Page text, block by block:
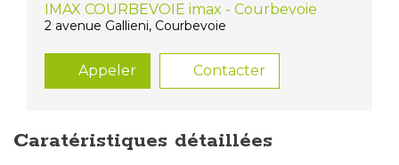
IMAX COURBEVOIE imax - Courbevoie
2 avenue Gallieni, Courbevoie
Appeler Contacter
Caratéristiques détaillées